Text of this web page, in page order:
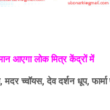
आएगा लोक मित्र केंद्रों में
मदर च्वॉयस, देव दर्शन धूप,